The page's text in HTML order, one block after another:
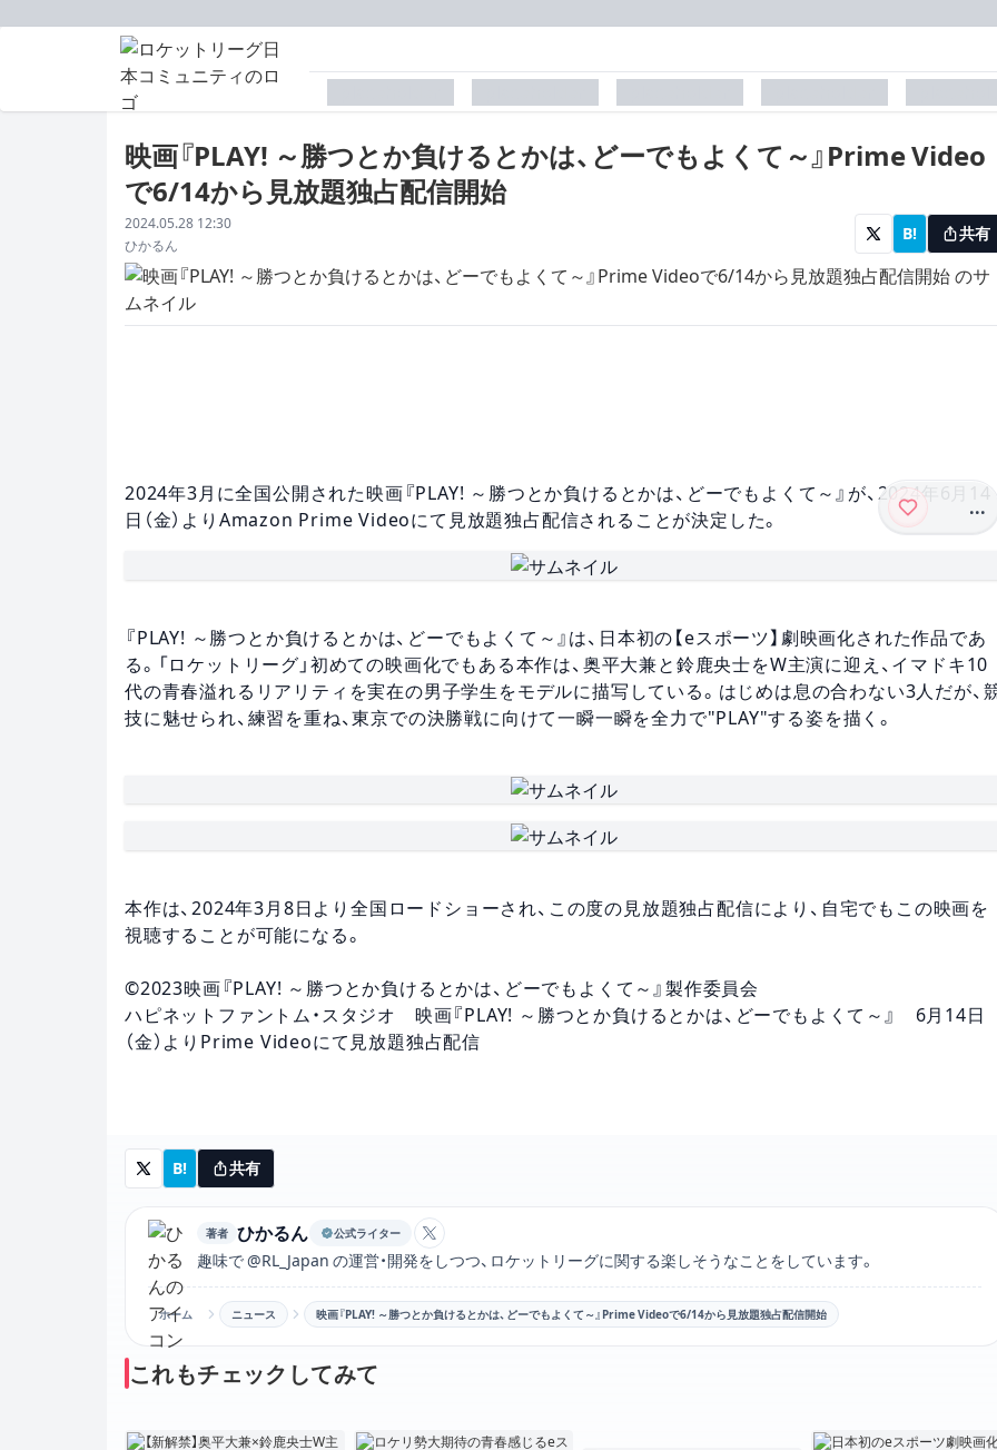
映画『PLAY! ～勝つとか負けるとかは、どーでもよくて～』Prime Video
で6/14から見放題独占配信開始
配信日
2024.05.28 12:30
著者
ひかるん
B! 共有
...
2024年3月に全国公開された映画『PLAY! ～勝つとか負けるとかは、どーでもよくて～』が、2024年6月14
日（金）よりAmazon Prime Videoにて見放題独占配信されることが決定した。
『PLAY! ～勝つとか負けるとかは、どーでもよくて～』は、日本初の【eスポーツ】劇映画化された作品であ
る。「ロケットリーグ」初めての映画化でもある本作は、奥平大兼と鈴鹿央士をW主演に迎え、イマドキ10
代の青春溢れるリアリティを実在の男子学生をモデルに描写している。はじめは息の合わない3人だが、
技に魅せられ、練習を重ね、東京での決勝戦に向けて一瞬一瞬を全力で"PLAY"する姿を描く。
本作は、2024年3月8日より全国ロードショーされ、この度の見放題独占配信により、自宅でもこの映画を
視聴することが可能になる。
©2023映画『PLAY! ～勝つとか負けるとかは、どーでもよくて～』製作委員会
ハピネットファントム・スタジオ 映画『PLAY! ～勝つとか負けるとかは、どーでもよくて～』 6月14日
（金）よりPrime Videoにて見放題独占配信
B! 共有
著者 ひかるん 公式ライター
ひかるんのXアカウントリンク
趣味で @RL_Japan の運営・開発をしつつ、ロケットリーグに関する楽しそうなことをしています。
ホーム ニュース 映画『PLAY! ～勝つとか負けるとかは、どーでもよくて～』Prime Videoで6/14から見放題独占配信開始
これもチェックしてみて